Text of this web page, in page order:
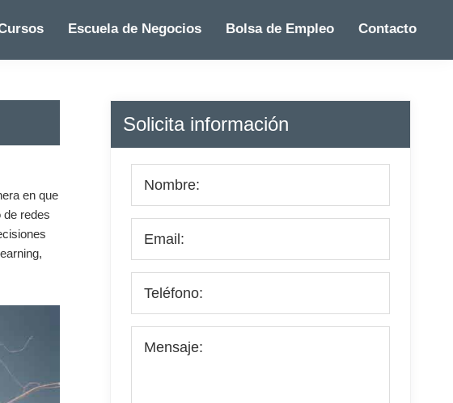
Escuela de Negocios Bolsa de Empleo Contacto
en que
‌de redes
Barra
lateral
principal
Solicita información